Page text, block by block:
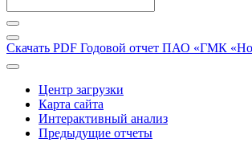
Скачать PDF Годовой отчет ПАО «ГМК
Центр загрузки
Карта сайта
Интерактивный анализ
Предыдущие отчеты